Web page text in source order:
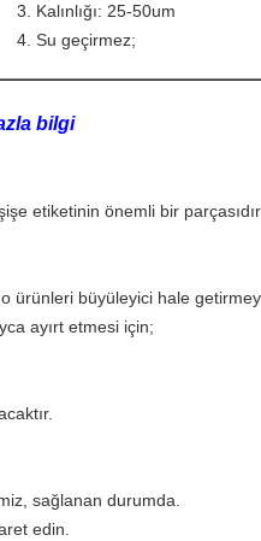
Kalınlığı: 25-50um
Su geçirmez;
bilgi
etiketinin önemli bir parçasıdır.
ürünleri büyüleyici hale
ayırt etmesi için;
sağlanan durumda.
edin.